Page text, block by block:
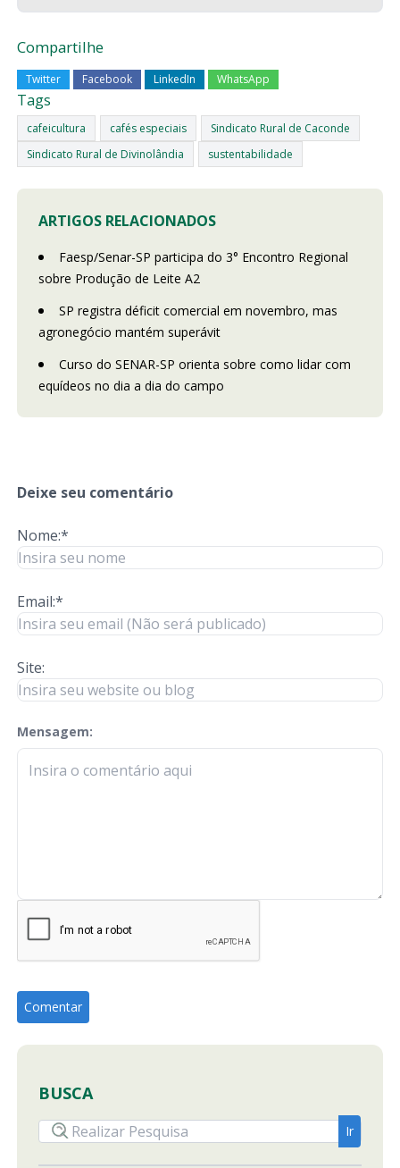
Compartilhe
Twitter Facebook LinkedIn WhatsApp
Tags
cafeicultura cafés especiais
Sindicato Rural de Caconde
Sindicato Rural de Divinolândia
sustentabilidade
ARTIGOS RELACIONADOS
Faesp/Senar-SP participa do 3° Encontro Regional
sobre Produção de Leite A2
SP registra déficit comercial em novembro, mas
agronegócio mantém superávit
Curso do SENAR-SP orienta sobre como lidar com
equídeos no dia a dia do campo
Deixe seu comentário
Nome:*
Email:*
Site:
Mensagem:
check-terms
BUSCA